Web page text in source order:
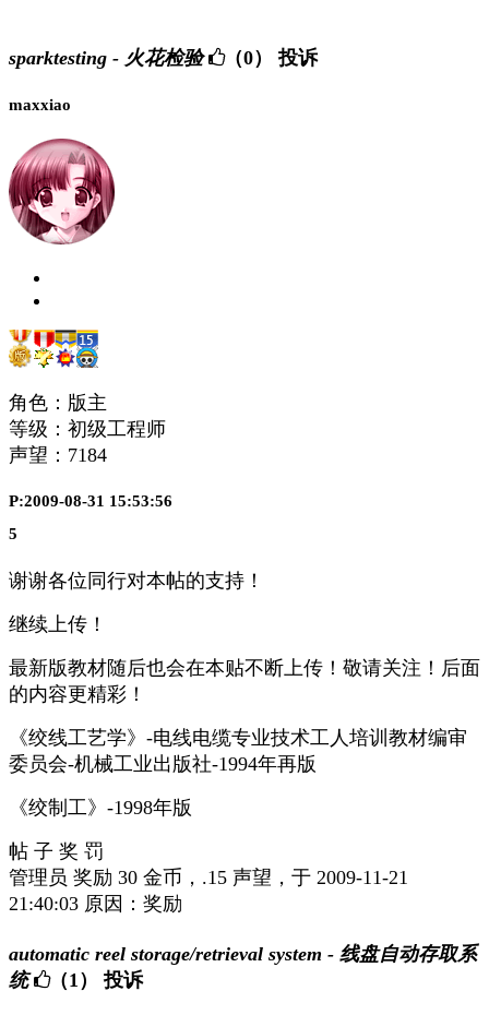
sparktesting - 火花检验 （0） 投诉
maxxiao
角色：版主
等级：初级工程师
声望： 7184
P:2009-08-31 15:53:56
5
谢谢各位同行对本帖的支持！
继续上传！
最新版教材随后也会在本贴不断上传！敬请关注！后面
的内容更精彩！
《绞线工艺学》-电线电缆专业技术工人培训教材编审
委员会-机械工业出版社-1994年再版
《绞制工》-1998年版
帖 子 奖 罚
管理员 奖励 30 金币，.15 声望，于 2009-11-21
21:40:03 原因：奖励
automatic reel storage/retrieval system - 线盘自动存取系
统
（1） 投诉